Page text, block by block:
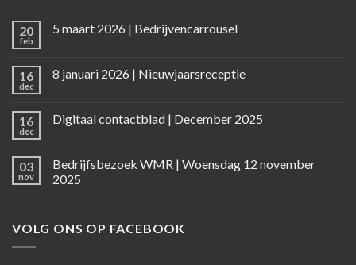
20
feb
5 maart 2026 | Bedrijvencarrousel
16
dec
8 januari 2026 | Nieuwjaarsreceptie
16
dec
Digitaal contactblad | December 2025
03
nov
Bedrijfsbezoek WMR | Woensdag 12 november
2025
VOLG ONS OP FACEBOOK